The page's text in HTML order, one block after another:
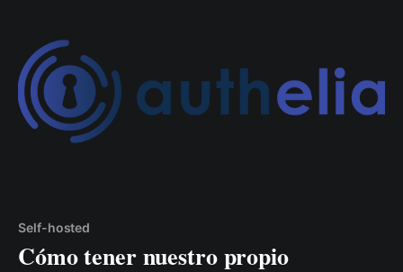
Self-hosted
Cómo tener nuestro propio